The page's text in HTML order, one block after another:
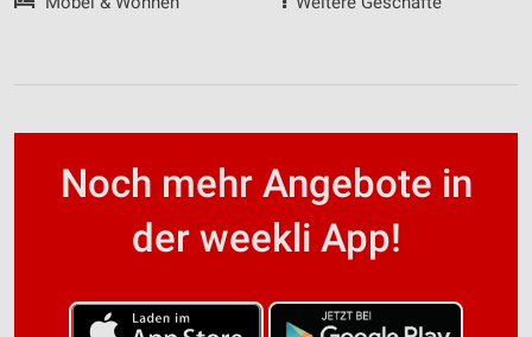
Noch mehr Angebote in
der weekli App!
Nicht-IAB-Verarbeitungszwecke:
Werbung